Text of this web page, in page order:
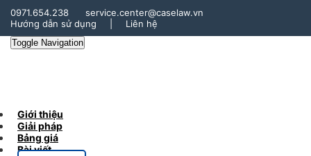
0971.654.238
service.center@caselaw.vn
Hướng dẫn sử dụng
Liên hệ
Toggle Navigation
Giới thiệu
Giải pháp
Bảng giá
Bài viết